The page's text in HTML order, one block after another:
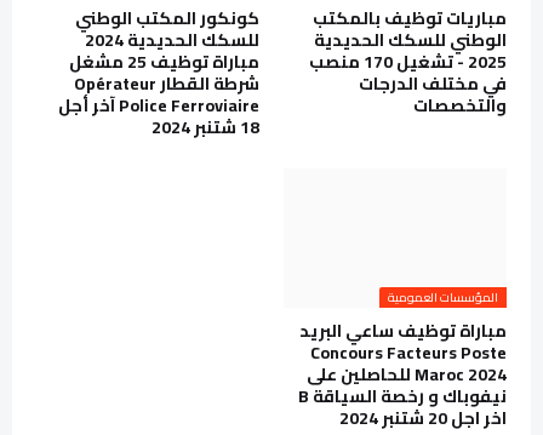
مباريات توظيف بالمكتب
الوطني للسكك الحديدية
2025 - تشغيل 170 منصب
في مختلف الدرجات
والتخصصات
كونكور المكتب الوطني
للسكك الحديدية 2024
مباراة توظيف 25 مشغل
شرطة القطار Opérateur
Police Ferroviaire آخر أجل
18 شتنبر 2024
المؤسسات العمومية
مباراة توظيف ساعي البريد
Concours Facteurs Poste
Maroc 2024 للحاصلين على
نيفوباك و رخصة السياقة B
اخر اجل 20 شتنبر 2024